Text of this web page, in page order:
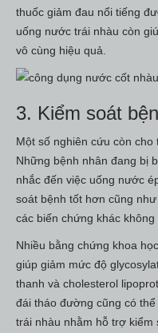
thuốc giảm đau nổi tiếng
uống nước trái nhàu còn
vô cùng hiệu quả.
3. Kiểm soát
Một số nghiên cứu còn
Những bệnh nhân đang bị
nhắc đến việc uống nước
soát bệnh tốt hơn cũng
các biến chứng khác không
Nhiều bằng chứng khoa
giúp giảm mức độ
thanh và cholesterol
đái tháo đường cũng có
trái nhàu nhằm hỗ trợ